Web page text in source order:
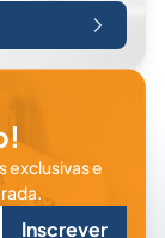
exclusivas e
Inscrever